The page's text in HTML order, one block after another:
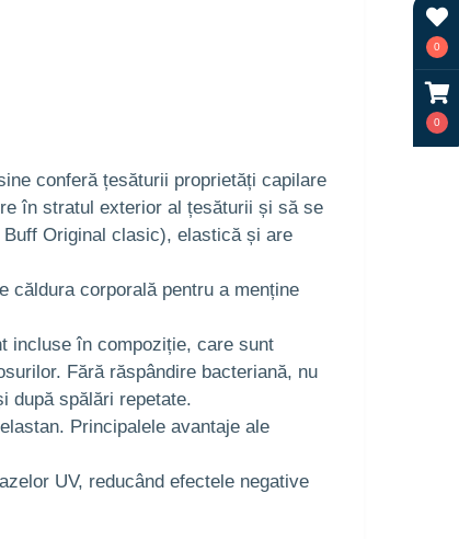
0
0
conferă țesăturii proprietăți capilare
în stratul exterior al țesăturii și să se
Original clasic), elastică și are
căldura corporală pentru a menține
incluse în compoziție, care sunt
Fără răspândire bacteriană, nu
după spălări repetate.
Principalele avantaje ale
UV, reducând efectele negative